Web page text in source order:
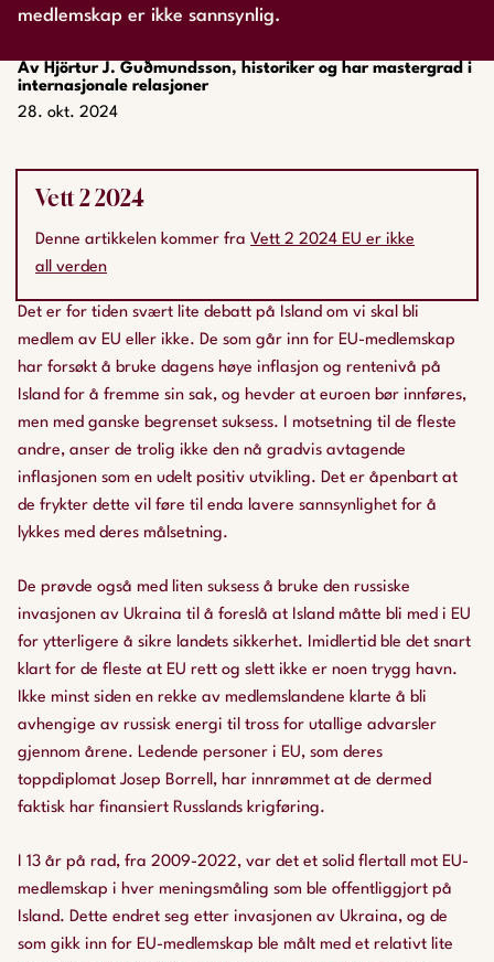
Av Hjörtur J. Guðmundsson, historiker og har mastergrad i
internasjonale relasjoner
28. okt. 2024
medlemskap er ikke sannsynlig.
Vett 2 2024
Denne artikkelen kommer fra Vett 2 2024 EU er ikke
all verden
Det er for tiden svært lite debatt på Island om vi skal bli
medlem av EU eller ikke. De som går inn for EU-medlemskap
har forsøkt å bruke dagens høye inflasjon og rentenivå på
Island for å fremme sin sak, og hevder at euroen bør innføres,
men med ganske begrenset suksess. I motsetning til de fleste
andre, anser de trolig ikke den nå gradvis avtagende
inflasjonen som en udelt positiv utvikling. Det er åpenbart at
de frykter dette vil føre til enda lavere sannsynlighet for å
lykkes med deres målsetning.
De prøvde også med liten suksess å bruke den russiske
invasjonen av Ukraina til å foreslå at Island måtte bli med i EU
for ytterligere å sikre landets sikkerhet. Imidlertid ble det snart
klart for de fleste at EU rett og slett ikke er noen trygg havn.
Ikke minst siden en rekke av medlemslandene klarte å bli
avhengige av russisk energi til tross for utallige advarsler
gjennom årene. Ledende personer i EU, som deres
toppdiplomat Josep Borrell, har innrømmet at de dermed
faktisk har finansiert Russlands krigføring.
I 13 år på rad, fra 2009-2022, var det et solid flertall mot EU-
medlemskap i hver meningsmåling som ble offentliggjort på
Island. Dette endret seg etter invasjonen av Ukraina, og de
som gikk inn for EU-medlemskap ble målt med et relativt lite